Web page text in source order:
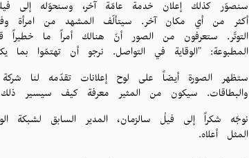
سنصوّر كذلك إعلان خدمة عامّة آخر، وسنحوّله إلى
أكثر من أي مكان آخر. سيتألّف المشهد من امرأة
التوتّر. ستعرفون من الصور أنّ هنالك أمراً ما
المطبوعة: "الوقاية في التواصل. نرجو أن تهتمّوا بما
ستظهر الصورة أيضاً على لوح إعلانات تقدّمه لنا
والبطاقات. سيكون من المثير معرفة كيف سيسير
نوجّه شكراً إلى فيلْ سالزمان، المدير السابق لشبكة
المثل أعلاه.